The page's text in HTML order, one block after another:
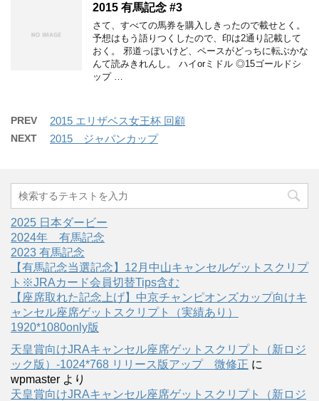
2015 有馬記念 #3
さて、すべての馬券を購入しきったので載せとく。
予想はもう語りつくしたので、印は2通り記載して
おく。 邪道っぽいけど、ペースがどっちに転ぶかな
んて読みきれんし。 ハイorミドル ◎15ゴールドシ
ップ …
PREV 2015 エリザベス女王杯 回顧
NEXT 2015 ジャパンカップ
2025 日本ダービー
2024年 有馬記念
2023 有馬記念
【有馬記念当選記念】12月中山キャンセルゲットスクリプ
ト※JRAカード会員切替Tips含む
【座席取れた記念上げ】中京チャンピオンズカップ向けキ
ャンセル座席ゲットスクリプト（実績あり）
1920*1080only版
天皇賞向けJRAキャンセル座席ゲットスクリプト（新ロジ
ック版）-1024*768 リリース版アップ 微修正 に
wpmaster より
天皇賞向けJRAキャンセル座席ゲットスクリプト（新ロジ